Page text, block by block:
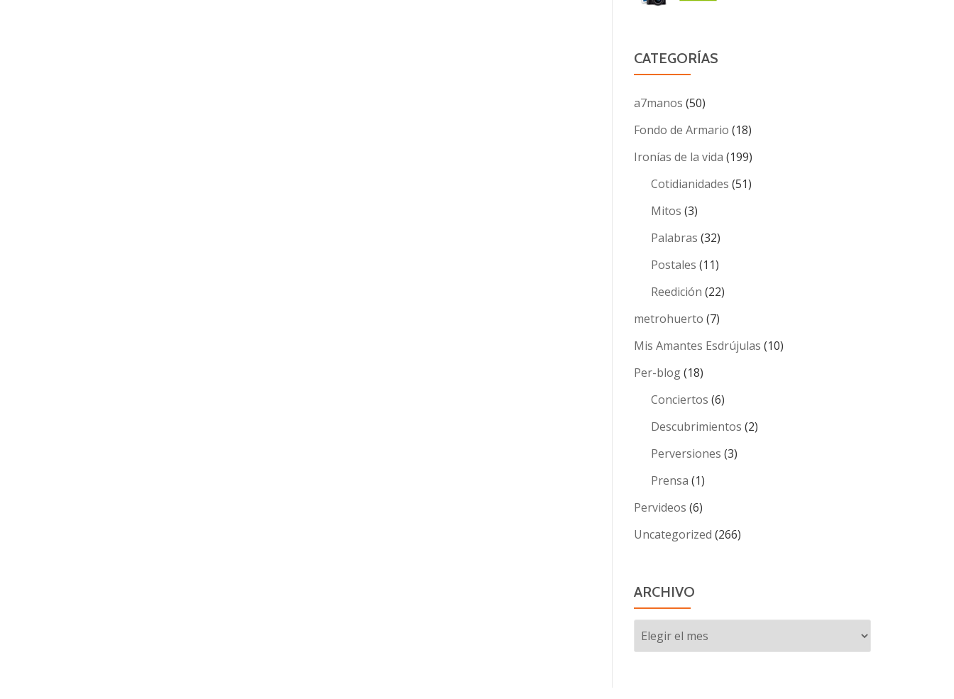
CATEGORÍAS
a7manos (50)
Fondo de Armario (18)
Ironías de la vida (199)
Cotidianidades (51)
Mitos (3)
Palabras (32)
Postales (11)
Reedición (22)
metrohuerto (7)
Mis Amantes Esdrújulas (10)
Per-blog(18)
Conciertos (6)
Descubrimientos (2)
Perversiones (3)
Prensa (1)
Pervideos (6)
Uncategorized (266)
ARCHIVO
Archivo